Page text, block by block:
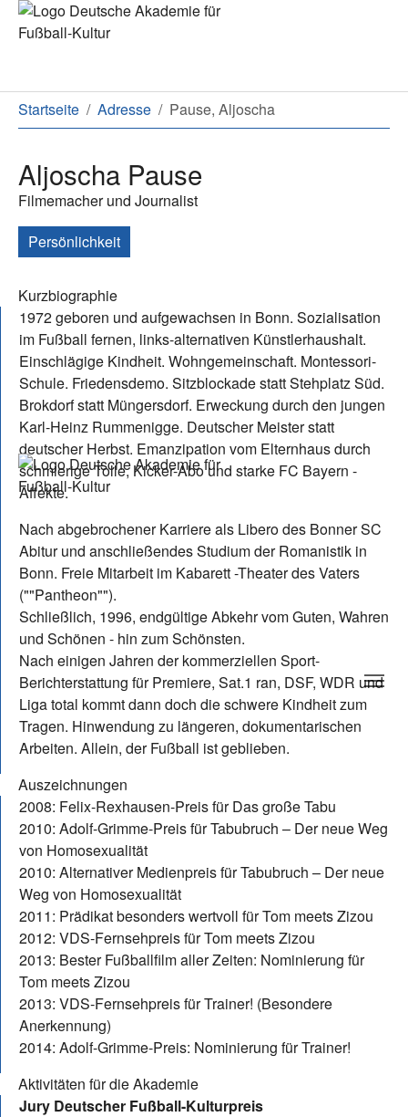
Zum Hauptinhalt springen
Zum Seitenende springen
Sie sind hier:
Startseite Adresse Pause, Aljoscha
Aljoscha Pause
Filmemacher und Journalist
Persönlichkeit
Kurzbiographie
1972 geboren und aufgewachsen in Bonn. Sozialisation
im Fußball fernen, links-alternativen Künstlerhaushalt.
Einschlägige Kindheit. Wohngemeinschaft. Montessori-
Schule. Friedensdemo. Sitzblockade statt Stehplatz Süd.
Brokdorf statt Müngersdorf. Erweckung durch den jungen
Karl-Heinz Rummenigge. Deutscher Meister statt
deutscher Herbst. Emanzipation vom Elternhaus durch
schmierige Tolle, Kicker-Abo und starke FC Bayern -
Affekte.
Nach abgebrochener Karriere als Libero des Bonner SC
Abitur und anschließendes Studium der Romanistik in
Bonn. Freie Mitarbeit im Kabarett -Theater des Vaters
(""Pantheon"").
Schließlich, 1996, endgültige Abkehr vom Guten, Wahren
und Schönen - hin zum Schönsten.
Nach einigen Jahren der kommerziellen Sport-
Berichterstattung für Premiere, Sat.1 ran, DSF, WDR und
Liga total kommt dann doch die schwere Kindheit zum
Tragen. Hinwendung zu längeren, dokumentarischen
Arbeiten. Allein, der Fußball ist geblieben.
Auszeichnungen
2008: Felix-Rexhausen-Preis für Das große Tabu
2010: Adolf-Grimme-Preis für Tabubruch – Der neue Weg
von Homosexualität
2010: Alternativer Medienpreis für Tabubruch – Der neue
Weg von Homosexualität
2011: Prädikat besonders wertvoll für Tom meets Zizou
2012: VDS-Fernsehpreis für Tom meets Zizou
2013: Bester Fußballfilm aller Zeiten: Nominierung für
Tom meets Zizou
2013: VDS-Fernsehpreis für Trainer! (Besondere
Anerkennung)
2014: Adolf-Grimme-Preis: Nominierung für Trainer!
Aktivitäten für die Akademie
Jury Deutscher Fußball-Kulturpreis